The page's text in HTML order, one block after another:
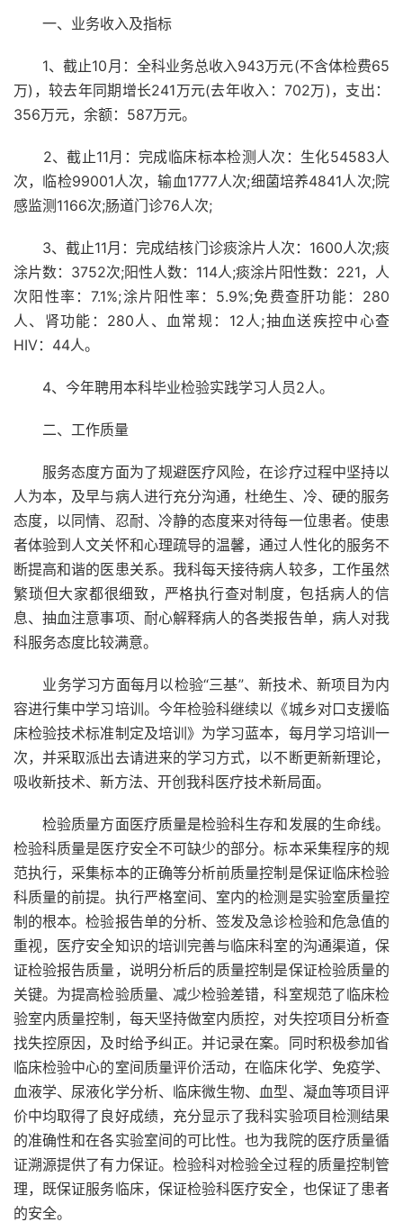
一、业务收入及指标
1、截止10月：全科业务总收入943万元(不含体检费65
万)，较去年同期增长241万元(去年收入：702万)，支出：
356万元，余额：587万元。
2、截止11月：完成临床标本检测人次：生化54583人
次，临检99001人次，输血1777人次;细菌培养4841人次;院
感监测1166次;肠道门诊76人次;
3、截止11月：完成结核门诊痰涂片人次：1600人次;痰
涂片数：3752次;阳性人数：114人;痰涂片阳性数：221，人
次阳性率：7.1%;涂片阳性率：5.9%;免费查肝功能：280
人、肾功能：280人、血常规：12人;抽血送疾控中心查
HIV：44人。
4、今年聘用本科毕业检验实践学习人员2人。
二、工作质量
服务态度方面为了规避医疗风险，在诊疗过程中坚持以
人为本，及早与病人进行充分沟通，杜绝生、冷、硬的服务
态度，以同情、忍耐、冷静的态度来对待每一位患者。使患
者体验到人文关怀和心理疏导的温馨，通过人性化的服务不
断提高和谐的医患关系。我科每天接待病人较多，工作虽然
繁琐但大家都很细致，严格执行查对制度，包括病人的信
息、抽血注意事项、耐心解释病人的各类报告单，病人对我
科服务态度比较满意。
业务学习方面每月以检验“三基”、新技术、新项目为内
容进行集中学习培训。今年检验科继续以《城乡对口支援临
床检验技术标准制定及培训》为学习蓝本，每月学习培训一
次，并采取派出去请进来的学习方式，以不断更新新理论，
吸收新技术、新方法、开创我科医疗技术新局面。
检验质量方面医疗质量是检验科生存和发展的生命线。
检验科质量是医疗安全不可缺少的部分。标本采集程序的规
范执行，采集标本的正确等分析前质量控制是保证临床检验
科质量的前提。执行严格室间、室内的检测是实验室质量控
制的根本。检验报告单的分析、签发及急诊检验和危急值的
重视，医疗安全知识的培训完善与临床科室的沟通渠道，保
证检验报告质量，说明分析后的质量控制是保证检验质量的
关键。为提高检验质量、减少检验差错，科室规范了临床检
验室内质量控制，每天坚持做室内质控，对失控项目分析查
找失控原因，及时给予纠正。并记录在案。同时积极参加省
临床检验中心的室间质量评价活动，在临床化学、免疫学、
血液学、尿液化学分析、临床微生物、血型、凝血等项目评
价中均取得了良好成绩，充分显示了我科实验项目检测结果
的准确性和在各实验室间的可比性。也为我院的医疗质量循
证溯源提供了有力保证。检验科对检验全过程的质量控制管
理，既保证服务临床，保证检验科医疗安全，也保证了患者
的安全。